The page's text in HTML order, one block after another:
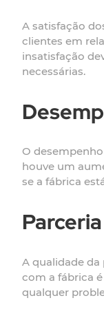
A satisfação
clientes em
insatisfação
necessárias.
O
houve um
se a fábrica
A qualidade
com a fábrica
qualquer